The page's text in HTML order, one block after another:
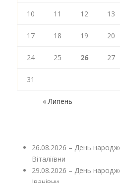
10 11 12 13
17 18 19 20
24 25 26 27
31
« Липень
26.08.2026 – День
Віталіївни
29.08.2026 – День